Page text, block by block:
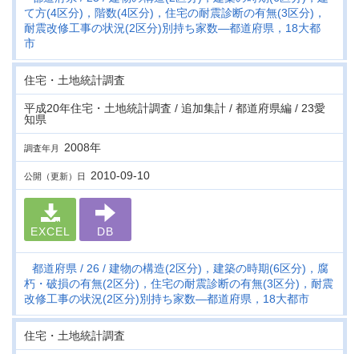
て方(4区分)，階数(4区分)，住宅の耐震診断の有無(3区分)，
耐震改修工事の状況(2区分)別持ち家数―都道府県，18大都
市
住宅・土地統計調査
平成20年住宅・土地統計調査 / 追加集計 / 都道府県編 / 23愛
知県
調査年月 2008年
公開（更新）日 2010-09-10
EXCEL DB
都道府県 26
建物の構造(2区分)，建築の時期(6区分)，腐
朽・破損の有無(2区分)，住宅の耐震診断の有無(3区分)，耐震
改修工事の状況(2区分)別持ち家数―都道府県，18大都市
住宅・土地統計調査